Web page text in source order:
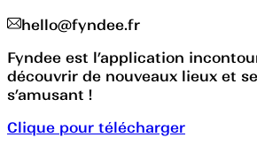
hello@fyndee.fr
Fyndee est l’application
découvrir de nouveaux lieux et
s’amusant !
Clique pour télécharger